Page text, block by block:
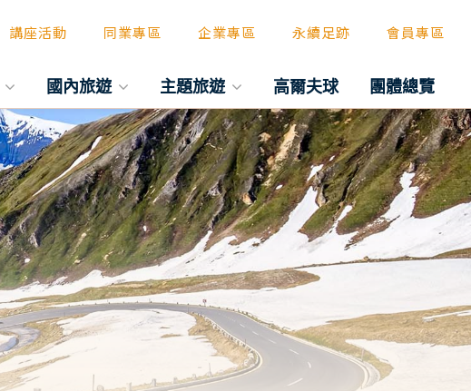
講座活動 同業專區 企業專區 永續足跡 會員專區
國內旅遊 主題旅遊 高爾夫球 團體總覽